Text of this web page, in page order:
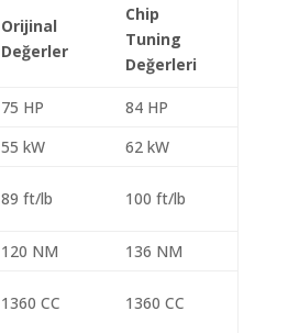
Orijinal
Değerler
Chip
Tuning
Değerleri
75 HP
84 HP
55 kW
62 kW
89 ft/lb 100 ft/lb
120 NM
136 NM
1360 CC 1360 CC